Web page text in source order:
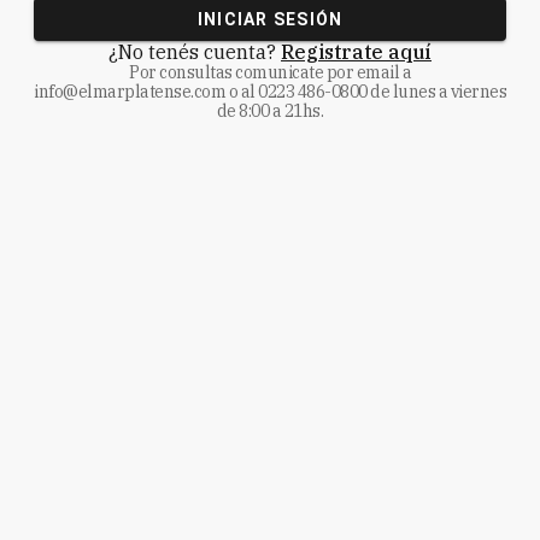
INICIAR SESIÓN
¿No tenés cuenta? Registrate aquí
Por consultas comunicate por email a
info@elmarplatense.como al0223 486-0800de lunes a viernes
de 8:00 a 21hs.